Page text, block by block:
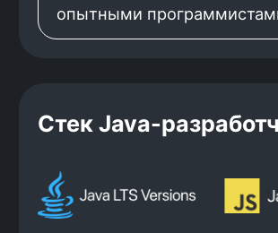
Подготовишь веб-сервис, с помощью
которого пользователи смогут
составить своё резюме